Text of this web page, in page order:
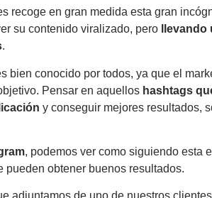
recoge en gran medida esta gran
su contenido viralizado, pero
.
bien conocido por todos, ya que el
Pensar en aquellos hashtags
y conseguir mejores resultados,
, podemos ver como siguiendo esta
pueden obtener buenos resultados.